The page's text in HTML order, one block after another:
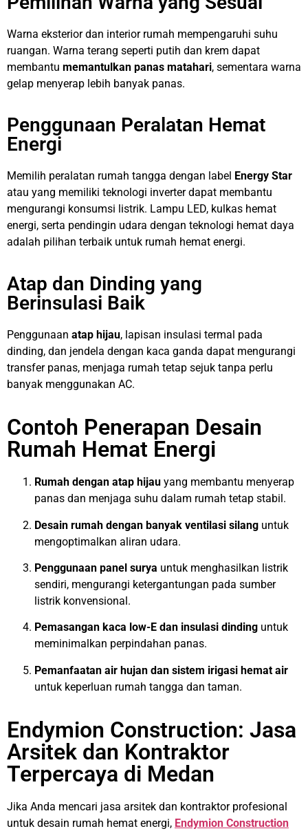
Warna eksterior dan interior rumah mempengaruhi suhu
ruangan. Warna terang seperti putih dan krem dapat
membantu memantulkan panas matahari, sementara warna
gelap menyerap lebih banyak panas.
Penggunaan Peralatan Hemat
Energi
Memilih peralatan rumah tangga dengan label Energy Star
atau yang memiliki teknologi inverter dapat membantu
mengurangi konsumsi listrik. Lampu LED, kulkas hemat
energi, serta pendingin udara dengan teknologi hemat daya
adalah pilihan terbaik untuk rumah hemat energi.
Atap dan Dinding yang
Berinsulasi Baik
Penggunaan atap hijau, lapisan insulasi termal pada
dinding, dan jendela dengan kaca ganda dapat mengurangi
transfer panas, menjaga rumah tetap sejuk tanpa perlu
banyak menggunakan AC.
Contoh Penerapan Desain
Rumah Hemat Energi
Rumah dengan atap hijau yang membantu menyerap
panas dan menjaga suhu dalam rumah tetap stabil.
Desain rumah dengan banyak ventilasi silang untuk
mengoptimalkan aliran udara.
Penggunaan panel surya untuk menghasilkan listrik
sendiri, mengurangi ketergantungan pada sumber
listrik konvensional.
Pemasangan kaca low-E dan insulasi dinding untuk
meminimalkan perpindahan panas.
Pemanfaatan air hujan dan sistem irigasi hemat air
untuk keperluan rumah tangga dan taman.
Endymion Construction: Jasa
Arsitek dan Kontraktor
Terpercaya di Medan
Jika Anda mencari jasa arsitek dan kontraktor profesional
untuk desain rumah hemat energi, Endymion Construction